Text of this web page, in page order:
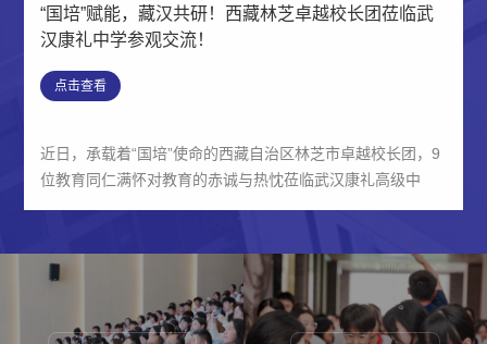
“国培”赋能，藏汉共研！西藏林芝卓越校长团莅临武
汉康礼中学参观交流！
点击查看
近日，承载着“国培”使命的西藏自治区林芝市卓越校长团，9
位教育同仁满怀对教育的赤诚与热忱莅临武汉康礼高级中